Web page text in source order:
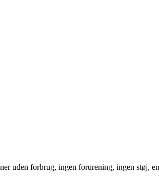
uden forbrug, ingen forurening, ingen støj,